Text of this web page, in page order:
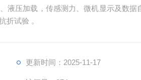
液压加载，传感测力、微机显示及数据
折试验 。
更新时间：2025-11-17